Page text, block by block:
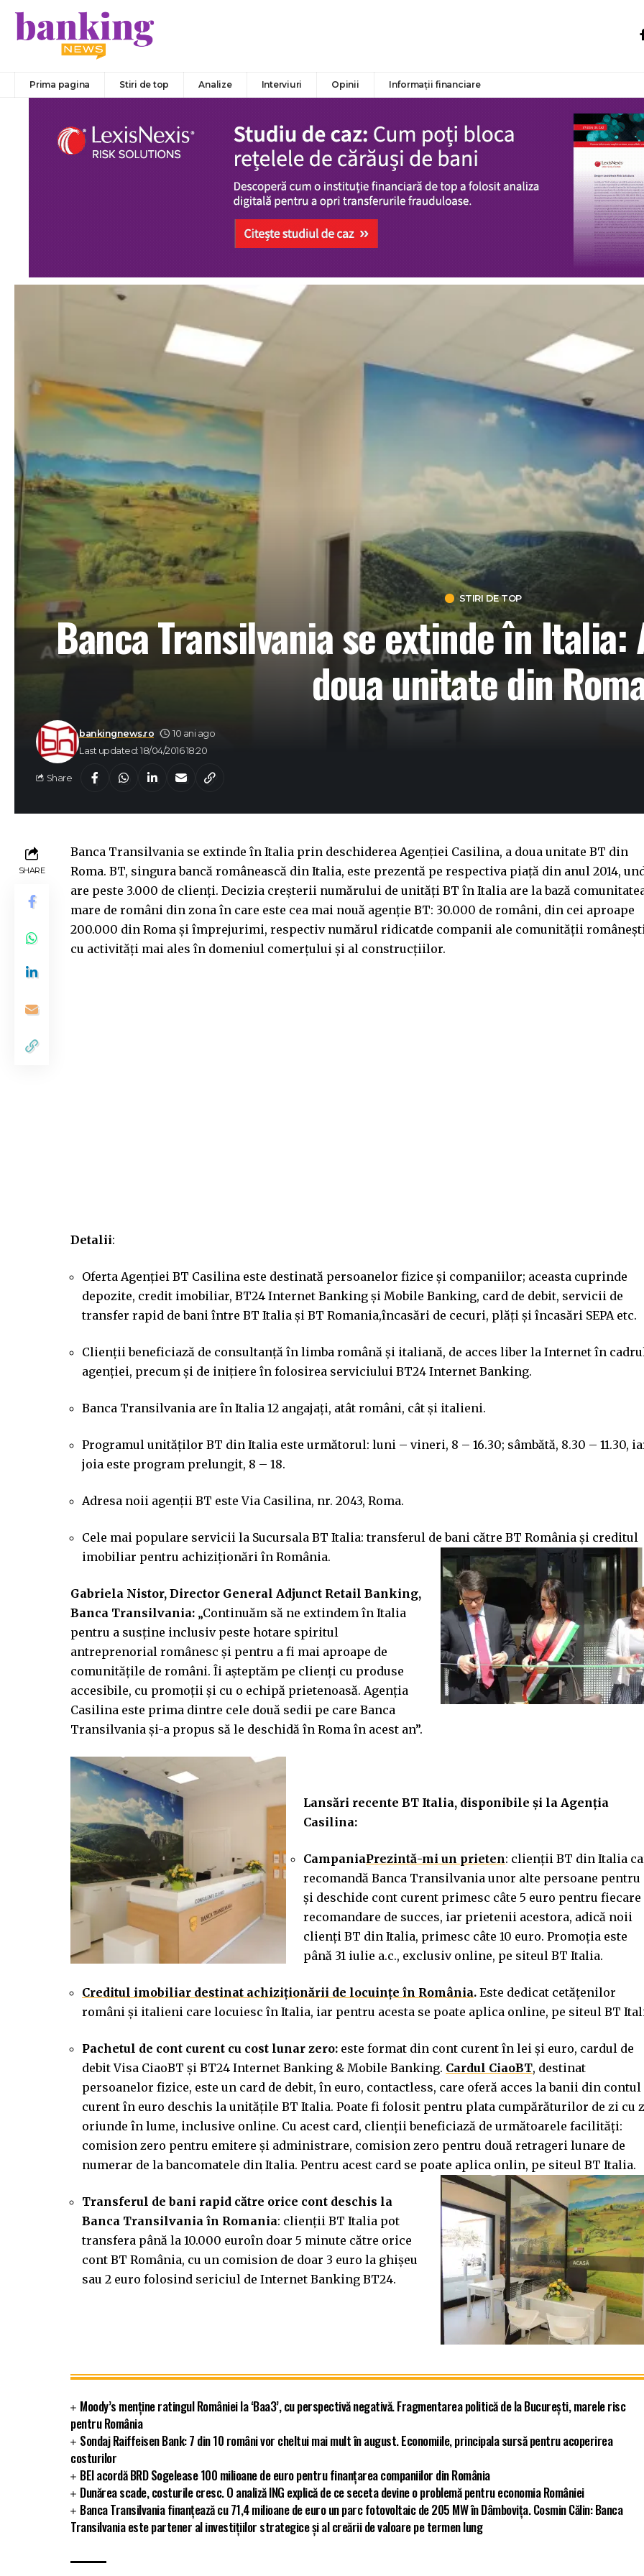
Prima pagina Stiri de top Analize Interviuri Opinii Informații financiare
STIRI DE TOP
Banca Transilvania se extinde în Italia:
doua unitate din
Last updated: 18/04/2016 18:20
bankingnews.ro 10 ani ago
Share
SHARE
Banca Transilvania se extinde în Italia prin deschiderea Agenției Casilina, a doua unitate BT din
Roma. BT, singura bancă românească din Italia, este prezentă pe respectiva piață din anul 2014,
are peste 3.000 de clienți. Decizia creşterii numărului de unități BT în Italia are la bază
mare de români din zona în care este cea mai nouă agenție BT: 30.000 de români, din cei aproape
200.000 din Roma şi împrejurimi, respectiv numărul ridicatde companii ale comunității
cu activități mai ales în domeniul comerțului şi al construcțiilor.
Detalii:
Oferta Agenției BT Casilina este destinată persoanelor fizice şi companiilor; aceasta cuprinde
depozite, credit imobiliar, BT24 Internet Banking și Mobile Banking, card de debit, servicii de
transfer rapid de bani între BT Italia și BT Romania,încasări de cecuri, plăți și încasări SEPA etc.
Clienții beneficiază de consultanță în limba română şi italiană, de acces liber la Internet în
agenției, precum și de inițiere în folosirea serviciului BT24 Internet Banking.
Banca Transilvania are în Italia 12 angajați, atât români, cât şi italieni.
Programul unităților BT din Italia este următorul: luni – vineri, 8 – 16.30; sâmbătă, 8.30 – 11.30,
joia este program prelungit, 8 – 18.
Adresa noii agenții BT este Via Casilina, nr. 2043, Roma.
Cele mai populare servicii la Sucursala BT Italia: transferul de bani către BT România şi creditul
imobiliar pentru achiziționări în România.
Gabriela Nistor, Director General Adjunct Retail Banking,
Banca Transilvania: „Continuăm să ne extindem în Italia
pentru a susține inclusiv peste hotare spiritul
antreprenorial românesc şi pentru a fi mai aproape de
comunitățile de români. Îi aşteptăm pe clienți cu produse
accesibile, cu promoții şi cu o echipă prietenoasă. Agenția
Casilina este prima dintre cele două sedii pe care Banca
Transilvania şi-a propus să le deschidă în Roma în acest an”.
Lansări recente BT Italia, disponibile şi la Agenția
Casilina:
CampaniaPrezintă-mi un prieten: clienții BT din Italia
recomandă Banca Transilvania unor alte persoane pentru
şi deschide cont curent primesc câte 5 euro pentru fiecare
recomandare de succes, iar prietenii acestora, adică noii
clienți BT din Italia, primesc câte 10 euro. Promoția este
până 31 iulie a.c., exclusiv online, pe siteul BT Italia.
Creditul imobiliar destinat achiziționării de locuințe în România. Este dedicat cetățenilor
români şi italieni care locuiesc în Italia, iar pentru acesta se poate aplica online, pe siteul BT
Pachetul de cont curent cu cost lunar zero: este format din cont curent în lei şi euro, cardul de
debit Visa CiaoBT şi BT24 Internet Banking & Mobile Banking. Cardul CiaoBT, destinat
persoanelor fizice, este un card de debit, în euro, contactless, care oferă acces la banii din contul
curent în euro deschis la unitățile BT Italia. Poate fi folosit pentru plata cumpărăturilor de zi cu
oriunde în lume, inclusive online. Cu acest card, clienții beneficiază de următoarele facilități:
comision zero pentru emitere şi administrare, comision zero pentru două retrageri lunare de
numerar de la bancomatele din Italia. Pentru acest card se poate aplica onlin, pe siteul BT Italia.
Transferul de bani rapid către orice cont deschis la
Banca Transilvania în Romania: clienții BT Italia pot
transfera până la 10.000 euroîn doar 5 minute către orice
cont BT România, cu un comision de doar 3 euro la ghişeu
sau 2 euro folosind sericiul de Internet Banking BT24.
Moody’s menține ratingul României la ‘Baa3’, cu perspectivă negativă. Fragmentarea politică de la București, marele risc
pentru România
Sondaj Raiffeisen Bank: 7 din 10 români vor cheltui mai mult în august. Economiile, principala sursă pentru acoperirea
costurilor
BEI acordă BRD Sogelease 100 milioane de euro pentru finanțarea companiilor din România
Dunărea scade, costurile cresc. O analiză ING explică de ce seceta devine o problemă pentru economia României
Banca Transilvania finanțează cu 71,4 milioane de euro un parc fotovoltaic de 205 MW în Dâmbovița. Cosmin Călin: Banca
Transilvania este partener al investițiilor strategice și al creării de valoare pe termen lung